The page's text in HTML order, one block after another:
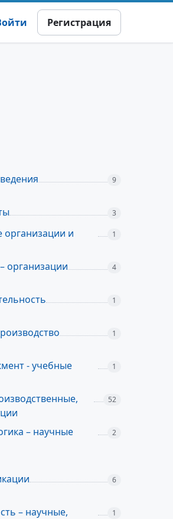
Регистрация
9
3
организации и
1
организации 4
1
1
- учебные
1
52
– научные
2
6
– научные,
1